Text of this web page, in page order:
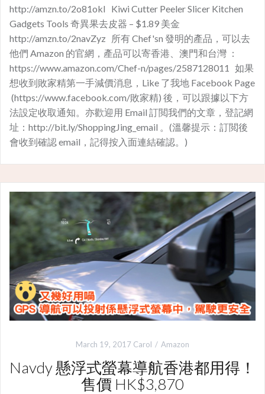
http://amzn.to/2o81okI​ Kiwi Cutter Peeler Slicer Kitchen
Gadgets Tools 奇異果去皮器 – $1.89 美金
http://amzn.to/2navZyz​ 所有 Chef'sn 發明的產品，可以去
他們 Amazon 的官網，產品可以寄香港、澳門和台灣 ：
https://www.amazon.com/Chef-n/pages/2587128011 如果
想收到敗家精第一手減價消息，Like 了我地 Facebook Page
(https://www.facebook.com/敗家精) 後，可以跟據以下方
法設定收取通知。亦歡迎用 Email 訂閲我們的文章，登記網
址：http://bit.ly/ShoppingJing_email 。(溫馨提示：訂閲後
會收到確認 email，記得按入面連結確認。)
March 19, 2017 Carol Amazon
Navdy 懸浮式螢幕導航香港都用得！
售價 HK$3,870